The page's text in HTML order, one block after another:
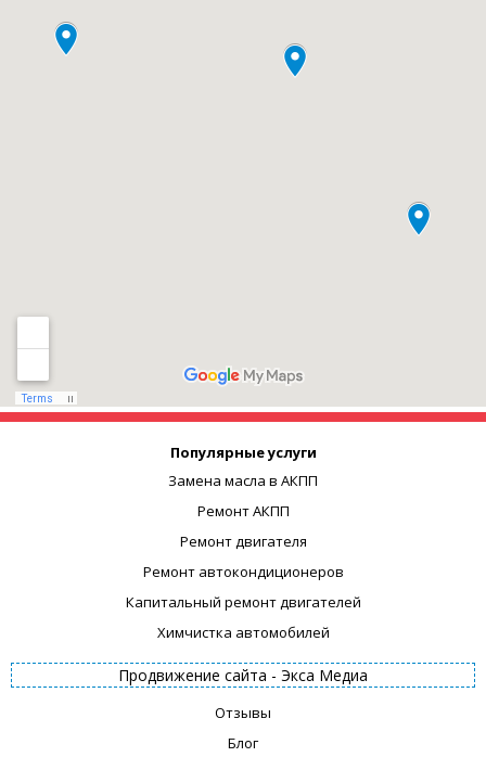
Популярные услуги
Замена масла в АКПП
Ремонт АКПП
Ремонт двигателя
Ремонт автокондиционеров
Капитальный ремонт двигателей
Химчистка автомобилей
Продвижение сайта - Экса Медиа
Отзывы
Блог